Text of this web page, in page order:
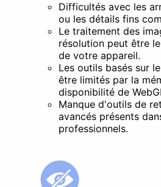
Difficultés avec les
ou les détails fins
Le traitement des
résolution peut être
de votre appareil.
Les outils basés sur
être limités par la
disponibilité de
Manque d'outils de
avancés présents
professionnels.